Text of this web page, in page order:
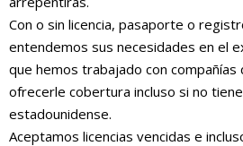
Con o sin licencia, pasaporte o
entendemos sus necesidades en el
que hemos trabajado con compañías
ofrecerle cobertura incluso si no
estadounidense.
Aceptamos licencias vencidas e